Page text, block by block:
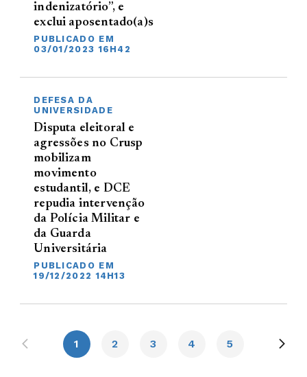
indenizatório”, e
exclui aposentado(a)s
PUBLICADO EM
03/01/2023 16H42
DEFESA DA
UNIVERSIDADE
Disputa eleitoral e
agressões no Crusp
mobilizam
movimento
estudantil, e DCE
repudia intervenção
da Polícia Militar e
da Guarda
Universitária
PUBLICADO EM
19/12/2022 14H13
1 2 3 4 5